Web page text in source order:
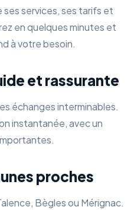
services, ses tarifs et
en quelques minutes et
à votre besoin.
et rassurante
échanges interminables.
instantanée, avec un
proches
Bègles ou Mérignac.